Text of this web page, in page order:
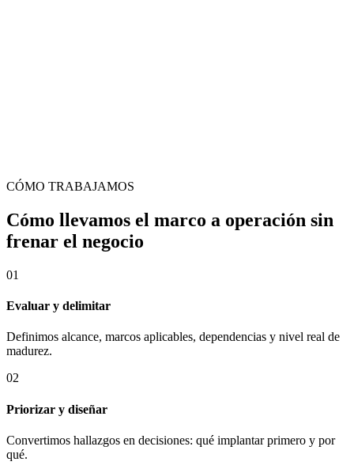
CÓMO TRABAJAMOS
Cómo llevamos el marco a operación sin
frenar el negocio
01
Evaluar y delimitar
Definimos alcance, marcos aplicables, dependencias y nivel real de
madurez.
02
Priorizar y diseñar
Convertimos hallazgos en decisiones: qué implantar primero y por
qué.